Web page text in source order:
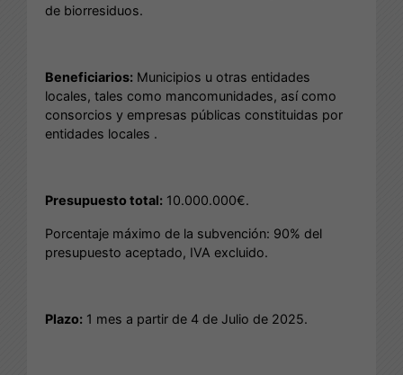
de biorresiduos.
Beneficiarios: Municipios u otras entidades
locales, tales como mancomunidades, así como
consorcios y empresas públicas constituidas por
entidades locales .
Presupuesto total: 10.000.000€.
Porcentaje máximo de la subvención: 90% del
presupuesto aceptado, IVA excluido.
Plazo: 1 mes a partir de 4 de Julio de 2025.